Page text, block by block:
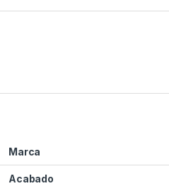
Marca
Acabado